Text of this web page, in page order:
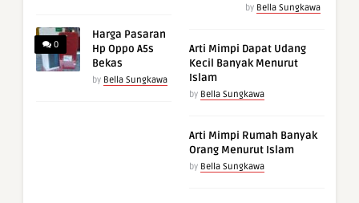
0
Harga Pasaran
Hp Oppo A5s
Bekas
by Bella Sungkawa
by Bella Sungkawa
Arti Mimpi Dapat Udang
Kecil Banyak Menurut
Islam
by Bella Sungkawa
Arti Mimpi Rumah Banyak
Orang Menurut Islam
by Bella Sungkawa